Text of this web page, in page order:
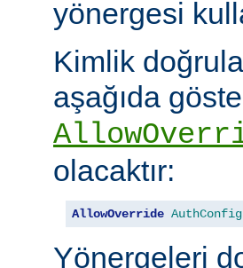
yönergesi
Kimlik
aşağıda
olacaktır:
AllowOverride AuthConfig
Yönergeleri